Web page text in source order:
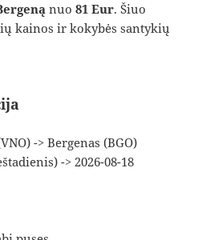
nuo81 Eur. Šiuo
kainos ir kokybės santykių
-> Bergenas (BGO)
-> 2026-08-18